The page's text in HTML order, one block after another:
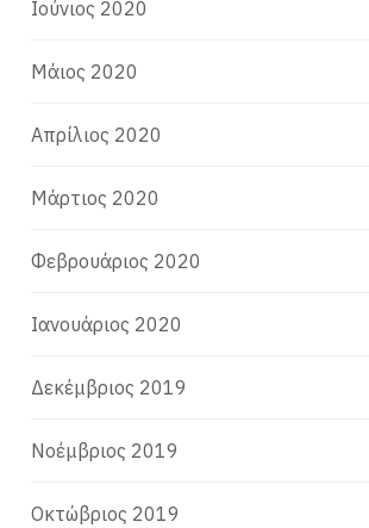
Ιούνιος 2020
Μάιος 2020
Απρίλιος 2020
Μάρτιος 2020
Φεβρουάριος 2020
Ιανουάριος 2020
Δεκέμβριος 2019
Νοέμβριος 2019
Οκτώβριος 2019